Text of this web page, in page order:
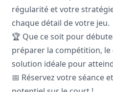
régularité et votre
chaque détail de votre jeu.
🏆 Que ce soit pour
préparer la compétition,
solution idéale pour
📅 Réservez votre séance